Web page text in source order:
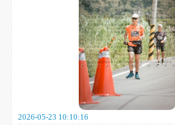
2026-05-23 10:10:16